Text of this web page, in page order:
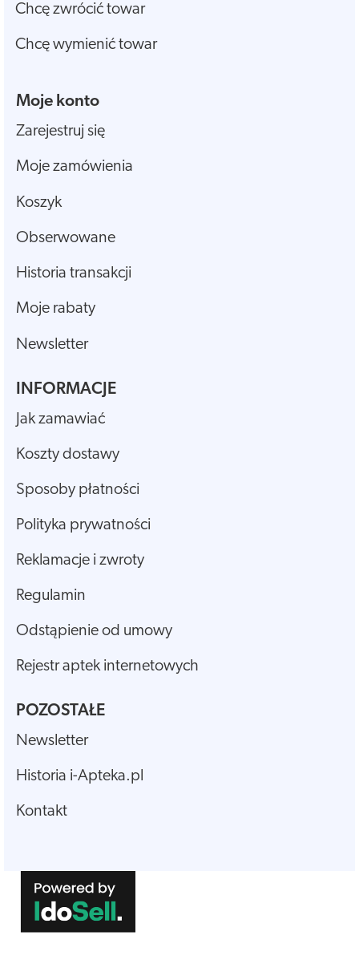
Chcę zwrócić towar
Chcę wymienić towar
Moje konto
Zarejestruj się
Moje zamówienia
Koszyk
Obserwowane
Historia transakcji
Moje rabaty
Newsletter
INFORMACJE
Jak zamawiać
Koszty dostawy
Sposoby płatności
Polityka prywatności
Reklamacje i zwroty
Regulamin
Odstąpienie od umowy
Rejestr aptek internetowych
POZOSTAŁE
Newsletter
Historia i-Apteka.pl
Kontakt